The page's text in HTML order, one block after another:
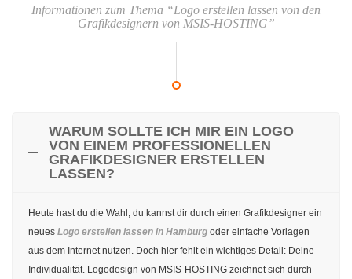
Informationen zum Thema “Logo erstellen lassen von den
Grafikdesignern von MSIS-HOSTING”
WARUM SOLLTE ICH MIR EIN LOGO
VON EINEM PROFESSIONELLEN
GRAFIKDESIGNER ERSTELLEN
LASSEN?
Heute hast du die Wahl, du kannst dir durch einen Grafikdesigner ein
neues Logo erstellen lassen in Hamburg oder einfache Vorlagen
aus dem Internet nutzen. Doch hier fehlt ein wichtiges Detail: Deine
Individualität. Logodesign von MSIS-HOSTING zeichnet sich durch